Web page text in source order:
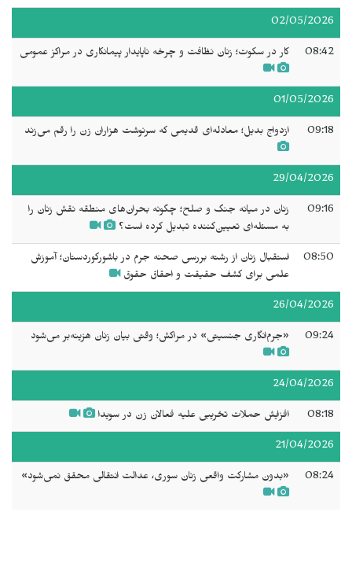
02/05/2026
08:42 کار در سکوت؛ زنان نظافت و چرخه ناپایدار پیمانکاری در مراکز عمومی
01/05/2026
09:18 ازدواج بدیل؛ معادله‌ای قدیمی که سرنوشت هزاران زن را رقم می‌زند
29/04/2026
09:16
زنان در میانه جنگ و صلح؛ چگونه بحران‌های منطقه نقش زنان را
به مسئله‌ای تعیین‌کننده تبدیل کرده است؟
08:50
استقبال زنان از رشته بررسی صحنه جرم در باشورکوردستان؛ آموزش
علمی برای کشف حقیقت و احقاق حقوق
26/04/2026
09:24 «جرم‌انگاری جنسیتی» در مراکش؛ وقتی بیان زنان هزینه‌بر می‌شود
24/04/2026
08:18 افزایش حملات تخریبی علیه فعالان زن در سویدا
21/04/2026
08:24 «بدون مشارکت واقعی زنان سوری، عدالت انتقالی محقق نمی‌شود»